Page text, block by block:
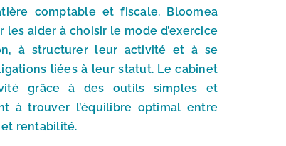
comptable et fiscale. Bloomea
aider à choisir le mode d’exercice
à structurer leur activité et à se
liées à leur statut. Le cabinet
grâce à des outils simples et
à trouver l’équilibre optimal entre
rentabilité.